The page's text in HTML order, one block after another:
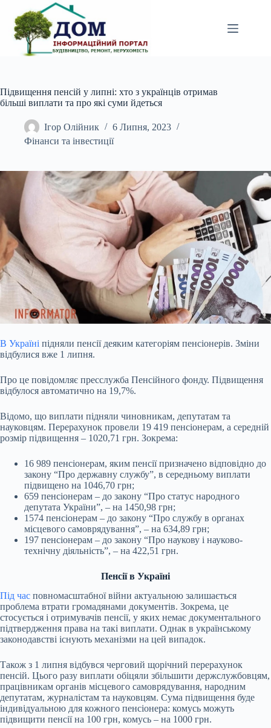
вмісту
Підвищення пенсій у липні: хто з українців отримав
більші виплати та про які суми йдеться
Ігор Олійник
6 Липня, 2023
Фінанси та інвестиції
В Україні підняли пенсії деяким категоріям пенсіонерів. Зміни
відбулися вже 1 липня.
Про це повідомляє пресслужба Пенсійного фонду. Підвищення
відбулося автоматично на 19,7%.
Відомо, що виплати підняли чиновникам, депутатам та
науковцям. Перерахунок провели 19 419 пенсіонерам, а середній
розмір підвищення – 1020,71 грн. Зокрема:
16 989 пенсіонерам, яким пенсії призначено відповідно до
закону “Про державну службу”, в середньому виплати
підвищено на 1046,70 грн;
659 пенсіонерам – до закону “Про статус народного
депутата України”, – на 1450,98 грн;
1574 пенсіонерам – до закону “Про службу в органах
місцевого самоврядування”, – на 634,89 грн;
197 пенсіонерам – до закону “Про наукову і науково-
технічну діяльність”, – на 422,51 грн.
Пенсії в Україні
Під час повномасштабної війни актуальною залишається
проблема втрати громадянами документів. Зокрема, це
стосується і отримувачів пенсії, у яких немає документального
підтвердження права на такі виплати. Однак в українському
законодавстві існують механізми на цей випадок.
Також з 1 липня відбувся черговий щорічний перерахунок
пенсій. Цього разу виплати обіцяли збільшити держслужбовцям,
працівникам органів місцевого самоврядування, народним
депутатам, журналістам та науковцям. Сума підвищення буде
індивідуальною для кожного пенсіонера: комусь можуть
підвищити пенсії на 100 грн, комусь – на 1000 грн.